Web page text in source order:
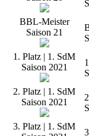
BBL-Meister
Saison 21
1. Platz | 1. SdM
Saison 2021
2. Platz | 1. SdM
Saison 2021
3. Platz | 1. SdM